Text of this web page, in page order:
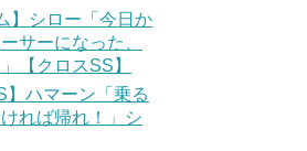
】シロー「今日か
サーになった、
【クロスSS】
】ハマーン「乗る
れば帰れ！」シ